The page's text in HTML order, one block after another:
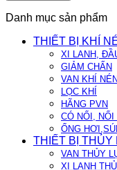
Danh mục sản phẩm
THIẾT BỊ KHÍ
XI LANH,
GIẢM CHẤN
VAN KHÍ
LỌC KHÍ
HÃNG PVN
CÓ NỐI, NỐI
ỐNG
THIẾT BỊ THỦY
VAN THỦY
XI LANH